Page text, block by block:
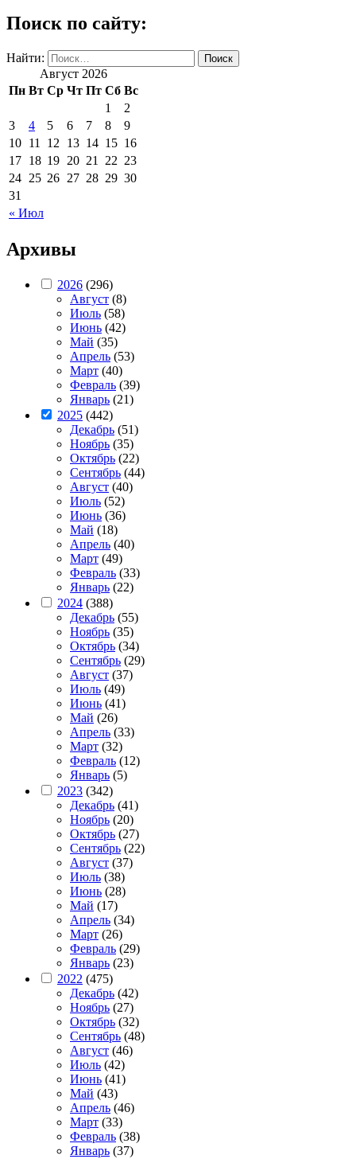
Поиск по сайту:
Найти:
Август 2026
Пн Вт Ср Чт Пт Сб Вс
« Июл
1
2
3
4 5 6 7 8
9
10 11 12 13 14 15 16
17 18 19 20 21 22 23
24 25 26 27 28 29 30
31
Архивы
2026 (296)
Август (8)
Июль (58)
Июнь (42)
Май (35)
Апрель (53)
Март (40)
Февраль (39)
Январь (21)
2025 (442)
Декабрь (51)
Ноябрь (35)
Октябрь (22)
Сентябрь (44)
Август (40)
Июль (52)
Июнь (36)
Май (18)
Апрель (40)
Март (49)
Февраль (33)
Январь (22)
2024 (388)
Декабрь (55)
Ноябрь (35)
Октябрь (34)
Сентябрь (29)
Август (37)
Июль (49)
Июнь (41)
Май (26)
Апрель (33)
Март (32)
Февраль (12)
Январь (5)
2023 (342)
Декабрь (41)
Ноябрь (20)
Октябрь (27)
Сентябрь (22)
Август (37)
Июль (38)
Июнь (28)
Май (17)
Апрель (34)
Март (26)
Февраль (29)
Январь (23)
2022 (475)
Декабрь (42)
Ноябрь (27)
Октябрь (32)
Сентябрь (48)
Август (46)
Июль (42)
Июнь (41)
Май (43)
Апрель (46)
Март (33)
Февраль (38)
Январь (37)